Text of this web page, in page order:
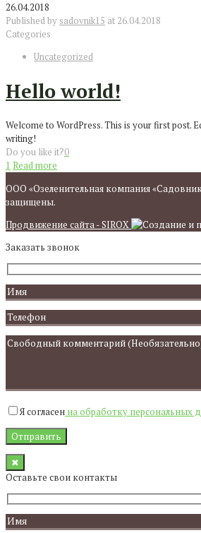
26.04.2018
Published by sadovnik15 at 26.04.2018
Categories
Uncategorized
Hello world!
Welcome to WordPress. This is your first post.
writing!
Do you like it?0
1 Read more
ООО «Озеленительная компания
защищены.
Продвижение сайта - SIROX
Заказать звонок
Я согласен на обработку персональных
✖
Оставьте свои контакты